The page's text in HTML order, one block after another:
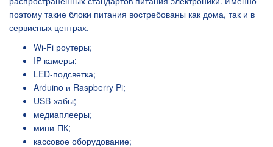
поэтому такие блоки питания востребованы как дома, так и в
сервисных центрах.
Wi-Fi роутеры;
IP-камеры;
LED-подсветка;
Arduino и Raspberry Pi;
USB-хабы;
медиаплееры;
мини-ПК;
кассовое оборудование;